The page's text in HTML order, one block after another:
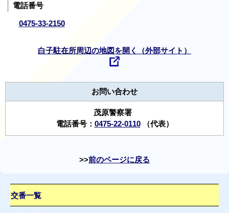
電話番号
0475-33-2150
白子駐在所周辺の地図を開く（外部サイト）
お問い合わせ
茂原警察署
電話番号： 0475-22-0110（代表）
前のページに戻る
交番一覧